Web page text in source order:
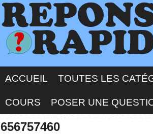
ACCUEIL TOUTES LES
COURS POSER UNE
656757460